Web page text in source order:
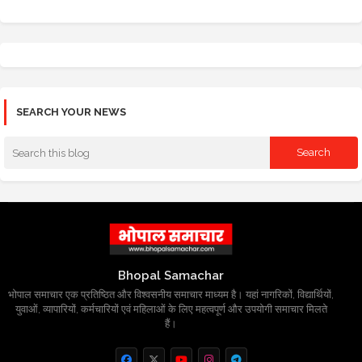
SEARCH YOUR NEWS
Bhopal Samachar
भोपाल समाचार एक प्रतिष्ठित और विश्वसनीय समाचार माध्यम है। यहां नागरिकों, विद्यार्थियों,
युवाओं, व्यापारियों, कर्मचारियों एवं महिलाओं के लिए महत्वपूर्ण और उपयोगी समाचार मिलते
हैं।